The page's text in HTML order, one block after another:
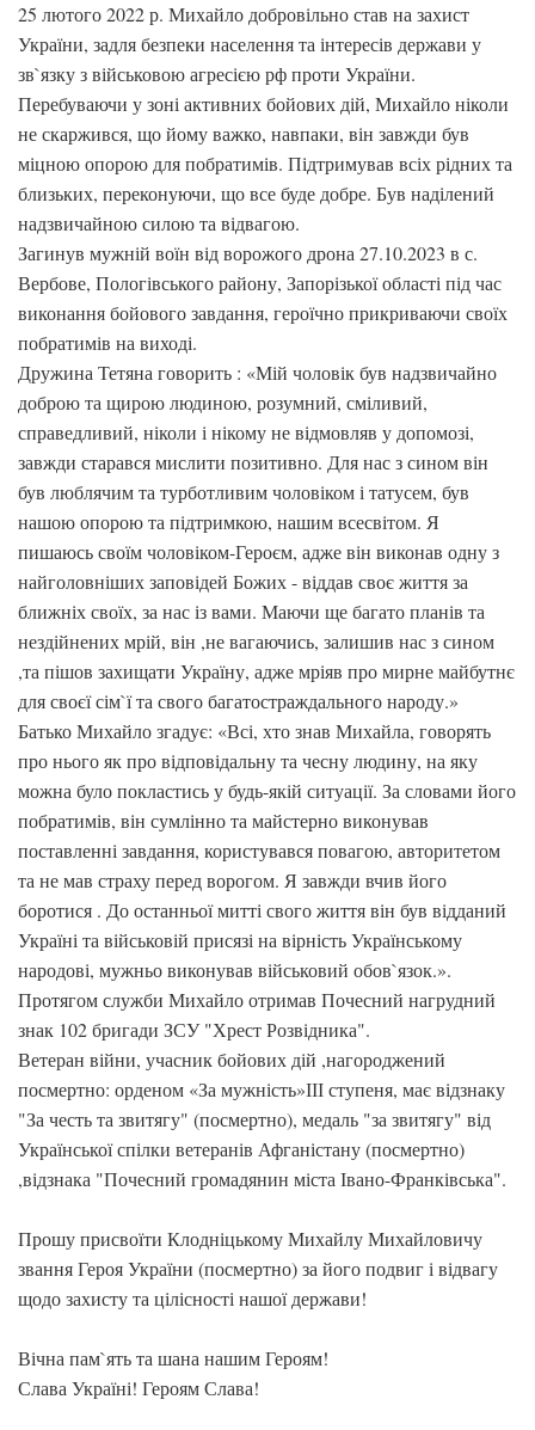
25 лютого 2022 р. Михайло добровільно став на захист
України, задля безпеки населення та інтересів держави у
зв`язку з військовою агресією рф проти України.
Перебуваючи у зоні активних бойових дій, Михайло ніколи
не скаржився, що йому важко, навпаки, він завжди був
міцною опорою для побратимів. Підтримував всіх рідних та
близьких, переконуючи, що все буде добре. Був наділений
надзвичайною силою та відвагою.
Загинув мужній воїн від ворожого дрона 27.10.2023 в с.
Вербове, Пологівського району, Запорізької області під час
виконання бойового завдання, героїчно прикриваючи своїх
побратимів на виході.
Дружина Тетяна говорить : «Мій чоловік був надзвичайно
доброю та щирою людиною, розумний, сміливий,
справедливий, ніколи і нікому не відмовляв у допомозі,
завжди старався мислити позитивно. Для нас з сином він
був люблячим та турботливим чоловіком і татусем, був
нашою опорою та підтримкою, нашим всесвітом. Я
пишаюсь своїм чоловіком-Героєм, адже він виконав одну з
найголовніших заповідей Божих - віддав своє життя за
ближніх своїх, за нас із вами. Маючи ще багато планів та
нездійнених мрій, він ,не вагаючись, залишив нас з сином
,та пішов захищати Україну, адже мріяв про мирне майбутнє
для своєї сім`ї та свого багатостраждального народу.»
Батько Михайло згадує: «Всі, хто знав Михайла, говорять
про нього як про відповідальну та чесну людину, на яку
можна було покластись у будь-якій ситуації. За словами його
побратимів, він сумлінно та майстерно виконував
поставленні завдання, користувався повагою, авторитетом
та не мав страху перед ворогом. Я завжди вчив його
боротися . До останньої митті свого життя він був відданий
Україні та військовій присязі на вірність Українському
народові, мужньо виконував військовий обов`язок.».
Протягом служби Михайло отримав Почесний нагрудний
знак 102 бригади ЗСУ "Хрест Розвідника".
Ветеран війни, учасник бойових дій ,нагороджений
посмертно: орденом «За мужність»ІІІ ступеня, має відзнаку
"За честь та звитягу" (посмертно), медаль "за звитягу" від
Української спілки ветеранів Афганістану (посмертно)
,відзнака "Почесний громадянин міста Івано-Франківська".
Прошу присвоїти Клодніцькому Михайлу Михайловичу
звання Героя України (посмертно) за його подвиг і відвагу
щодо захисту та цілісності нашої держави!
Вічна пам`ять та шана нашим Героям!
Слава Україні! Героям Слава!